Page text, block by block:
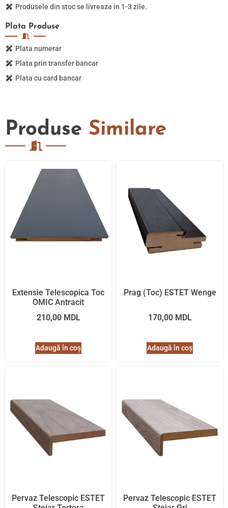
Plata Produse
Plata numerar
Plata prin transfer bancar
Plata cu card bancar
Produsele din stoc se livreaza in 1-3 zile.
Produse Similare
Extensie Telescopica Toc
OMIC Antracit
210,00 MDL
Adaugă în coș
Prag (Toc) ESTET Wenge
170,00 MDL
Adaugă în coș
Pervaz Telescopic ESTET
Pervaz Telescopic ESTET